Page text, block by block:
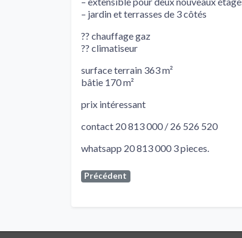
– jardin et terrasses de 3 côtés
?? chauffage gaz
?? climatiseur
surface terrain 363 m²
bâtie 170 m²
prix intéressant
contact 20 813 000 / 26 526 520
whatsapp 20 813 000 3 pieces.
Précédent